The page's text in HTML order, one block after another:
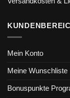
Mein Konto
Meine Wunschliste
Bonuspunkte